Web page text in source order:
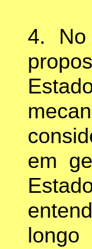
4. No
em